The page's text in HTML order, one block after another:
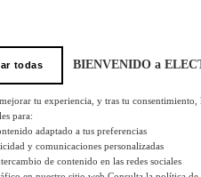
todas BIENVENIDO a
tu experiencia, y tras tu
para:
adaptado a tus preferencias
y comunicaciones personalizadas
de contenido en las redes sociales